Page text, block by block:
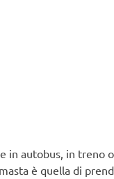
in autobus, in treno
è quella di